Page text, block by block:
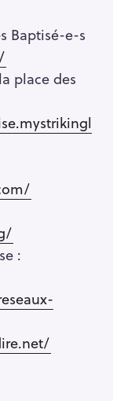
Baptisé-e-s
place des
: